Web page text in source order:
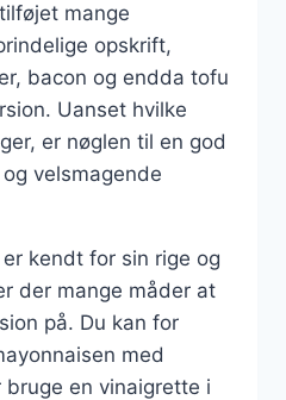
mange
opskrift,
bacon og endda tofu
Uanset hvilke
er nøglen til en god
velsmagende
kendt for sin rige og
der mange måder at
på. Du kan for
med
en vinaigrette i